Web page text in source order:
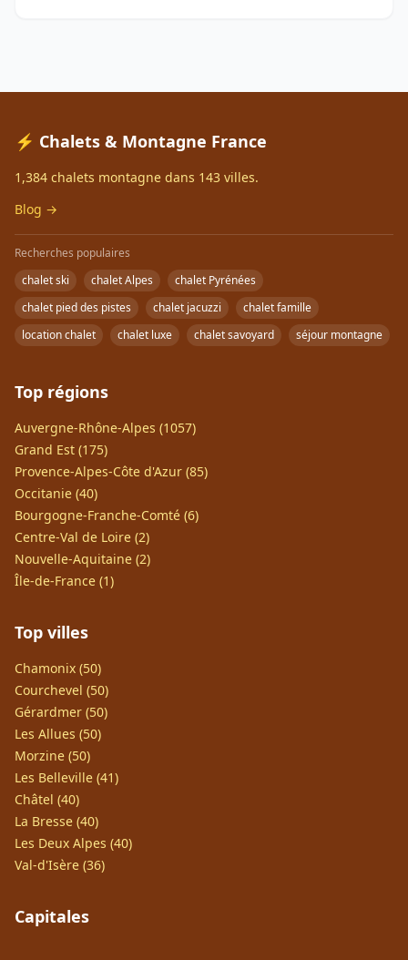
⚡ Chalets & Montagne France
1,384 chalets montagne dans 143 villes.
Blog →
Recherches populaires
chalet ski
chalet Alpes
chalet Pyrénées
chalet pied des pistes
chalet jacuzzi
chalet famille
location chalet
chalet luxe chalet savoyard séjour montagne
Top régions
Auvergne-Rhône-Alpes (1057)
Grand Est (175)
Provence-Alpes-Côte d'Azur (85)
Occitanie (40)
Bourgogne-Franche-Comté (6)
Centre-Val de Loire (2)
Nouvelle-Aquitaine (2)
Île-de-France (1)
Top villes
Chamonix (50)
Courchevel (50)
Gérardmer (50)
Les Allues (50)
Morzine (50)
Les Belleville (41)
Châtel (40)
La Bresse (40)
Les Deux Alpes (40)
Val-d'Isère (36)
Capitales